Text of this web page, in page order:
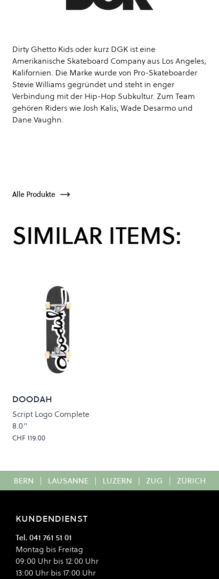
Dirty Ghetto Kids oder kurz DGK ist eine
Amerikanische Skateboard Company aus Los Angeles,
Kalifornien. Die Marke wurde von Pro-Skateboarder
Stevie Williams gegründet und steht in enger
Verbindung mit der Hip-Hop Subkultur. Zum Team
gehören Riders wie Josh Kalis, Wade Desarmo und
Dane Vaughn.
Alle Produkte
SIMILAR ITEMS:
DOODAH
Script Logo Complete
8.0''
CHF 119.00
BERN | LAUSANNE | LUZERN | ZUG | ZÜRICH
KUNDENDIENST
Tel. 041 761 51 01
Montag bis Freitag
09:00 Uhr bis 12:00 Uhr
13:00 Uhr bis 17:00 Uhr